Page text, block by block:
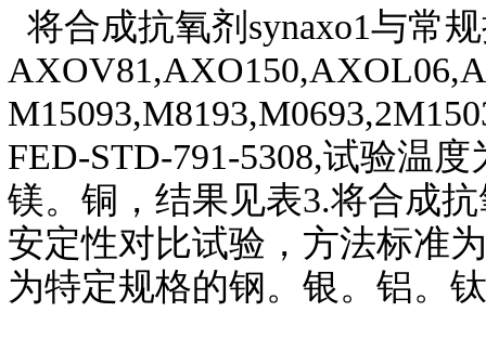
将合成抗氧剂synaxo1与常
FED-STD-791-5308,试验温
镁。铜，结果见表3.将合成
安定性对比试验，方法标准
为特定规格的钢。银。铝。